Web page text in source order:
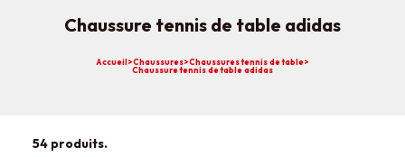
Chaussure tennis de table adidas
Accueil>Chaussures>Chaussures tennis de table>
Chaussure tennis de table adidas
54 produits.